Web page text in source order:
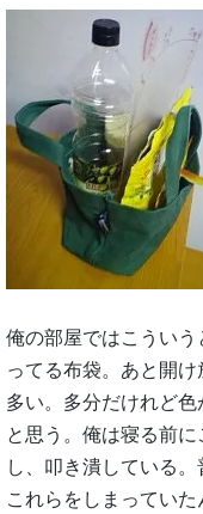
俺の部屋ではこうい
ってる布袋。あと開
多い。多分だけれど
と思う。俺は寝る前
し、叩き潰している
これらをしまってい